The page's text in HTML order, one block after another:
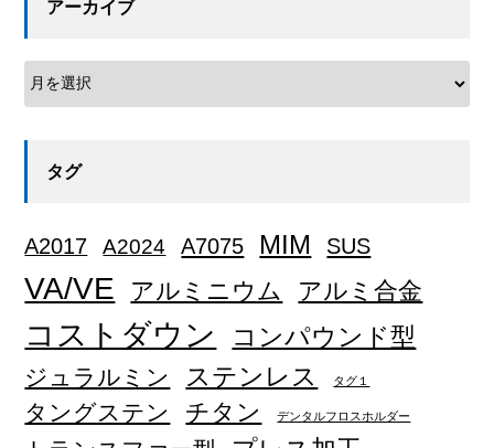
アーカイブ
タグ
A2017 A2024 A7075 MIM SUS
VA/VE アルミニウム アルミ合金
コストダウン コンパウンド型
ジュラルミン ステンレス タグ１
タングステン チタン デンタルフロスホルダー